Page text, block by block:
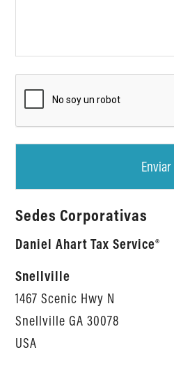
A
Sedes Corporativas
Daniel Ahart Tax Service®
Snellville
1467 Scenic Hwy N
SnellvilleGA30078
USA